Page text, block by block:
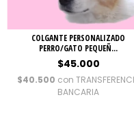
COLGANTE PERSONALIZADO
PERRO/GATO PEQUEÑ...
$45.000
$40.500 con
BANCARIA